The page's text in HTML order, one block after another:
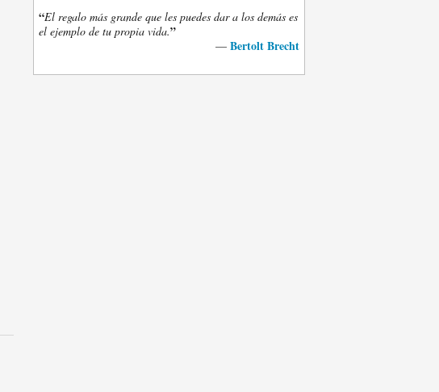
“El regalo más grande que les puedes dar a los demás es
el ejemplo de tu propia vida.”
— Bertolt Brecht